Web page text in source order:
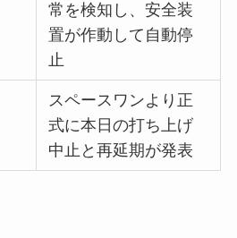
常を検知し、安全装
置が作動して自動停
止
スペースワンより正
式に本日の打ち上げ
中止と再延期が発表